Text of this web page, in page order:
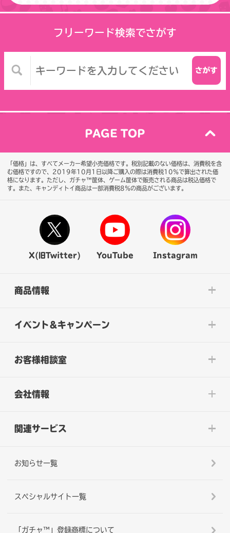
フリーワード検索でさがす
PAGE TOP
「価格」は、すべてメーカー希望小売価格です。税別記載のない価格は、消費税を含
む価格ですので、2019年10月1日以降ご購入の際は消費税10％で算出された価
格になります。 ただし、ガチャ™筐体、ゲーム筐体で販売される商品は税込価格で
す。また、キャンディトイ商品は一部消費税8％の商品がございます。
X(旧Twitter) YouTube Instagram
商品情報
イベント&キャンペーン
お客様相談室
会社情報
関連サービス
お知らせ一覧
スペシャルサイト一覧
「ガチャ™」登録商標について